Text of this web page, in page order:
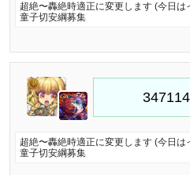
超絶〜轟絶時適正に変更します (今日は
童子切安綱募集
超絶〜轟絶時適正に変更します (今日は
童子切安綱募集